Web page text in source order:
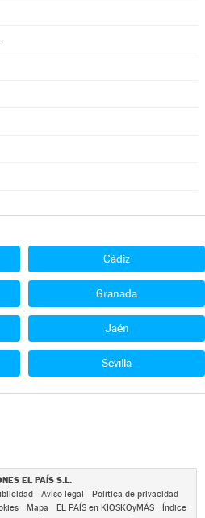
Cádiz
Granada
Jaén
Sevilla
EL PAÍS S.L.
Aviso legal
Política de privacidad
Mapa EL PAÍS en KIOSKOyMÁS
Índice